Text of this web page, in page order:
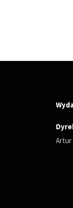
Artur